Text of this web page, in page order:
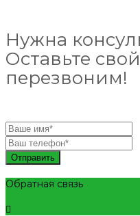
Нужна
Оставьте
перезвоним!
Отправить
Обратная связь